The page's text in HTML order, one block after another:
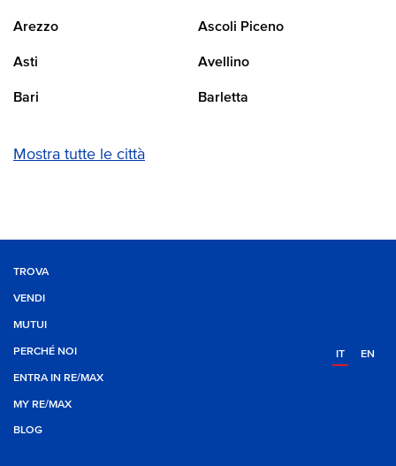
Arezzo Ascoli Piceno
Asti Avellino
Bari Barletta
Mostra tutte le città
TROVA
VENDI
MUTUI
PERCHÉ NOI
ENTRA IN RE/MAX
MY RE/MAX
BLOG
IT EN